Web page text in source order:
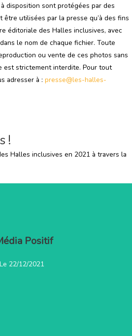
disposition sont protégées par des
être utilisées par la presse qu’à des fins
éditoriale des Halles inclusives, avec
le nom de chaque fichier. Toute
ou vente de ces photos sans
est strictement interdite. Pour tout
adresser à : presse@les-halles-
!
Halles inclusives en 2021 à travers la
Positif
Le 22/12/2021